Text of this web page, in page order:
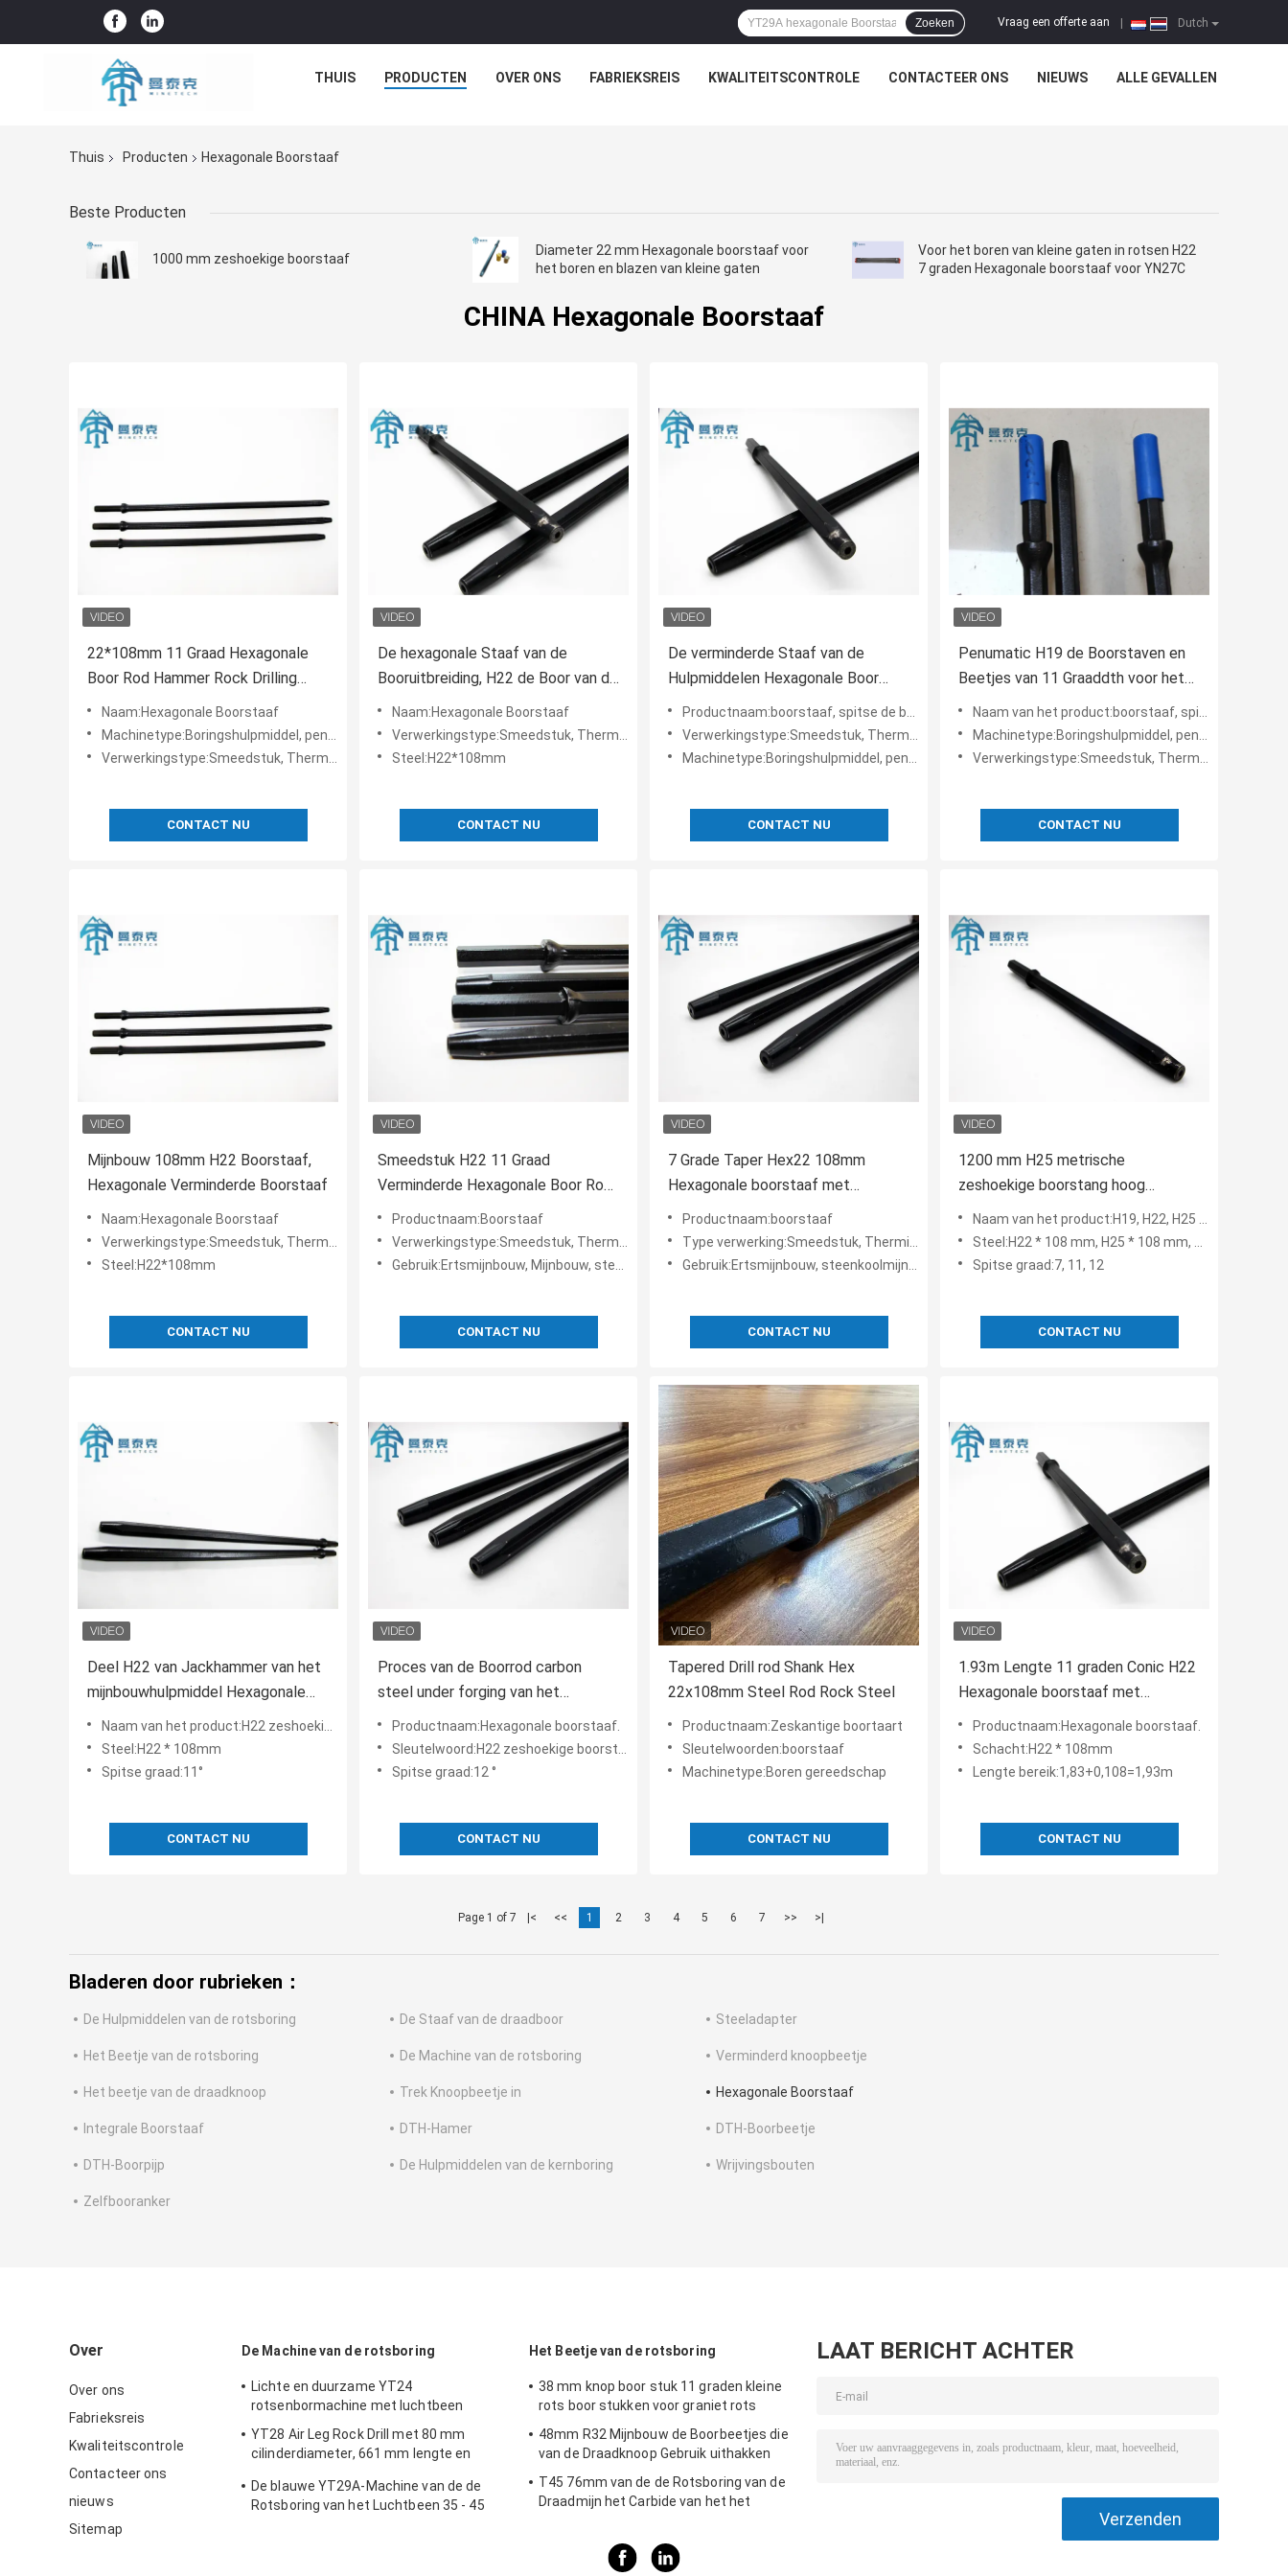
Dutch
Vraag een offerte aan
Zoeken
THUIS PRODUCTEN OVER ONS FABRIEKSREIS KWALITEITSCONTROLE CONTACTEER ONS NIEUWS ALLE GEVALLEN
Thuis Producten Hexagonale Boorstaaf
Beste Producten
1000 mm zeshoekige boorstaaf
Diameter 22 mm Hexagonale boorstaaf voor
het boren en blazen van kleine gaten
Voor het boren van kleine gaten in rotsen H22
7 graden Hexagonale boorstaaf voor YN27C
CHINA Hexagonale Boorstaaf
22*108mm 11 Graad Hexagonale
Boor Rod Hammer Rock Drilling
Tools
Naam:Hexagonale Boorstaaf
Machinetype:Boringshulpmiddel, penumatic rotsboor, de hamer van de benzinehefboom
Verwerkingstype:Smeedstuk, Thermische behandeling
CONTACT NU
De hexagonale Staaf van de
Booruitbreiding, H22 de Boor van de
11 Graadrots Rod Steel MTH
Naam:Hexagonale Boorstaaf
Verwerkingstype:Smeedstuk, Thermische behandeling
Steel:H22*108mm
CONTACT NU
De verminderde Staaf van de
Hulpmiddelen Hexagonale Boor
H25/H22-het Gatenboring van
Rotsbeetjes
Productnaam:boorstaaf, spitse de boorstaven van h19 h22 h25 voor spitse knoopbeetjes
Verwerkingstype:Smeedstuk, Thermische behandeling
Machinetype:Boringshulpmiddel, penumatic rotsboor, de hamer van de benzinehefboom
CONTACT NU
Penumatic H19 de Boorstaven en
Beetjes van 11 Graaddth voor het
Een tunnel graven
Naam van het product:boorstaaf, spitse de boorstaven van h19 h22 h25 voor spitse knoopbeetjes
Machinetype:Boringshulpmiddel, penumatic rotsboor, de hamer van de benzinehefboom
Verwerkingstype:Smeedstuk, Thermische behandeling
CONTACT NU
Mijnbouw 108mm H22 Boorstaaf,
Hexagonale Verminderde Boorstaaf
Naam:Hexagonale Boorstaaf
Verwerkingstype:Smeedstuk, Thermische behandeling
Steel:H22*108mm
CONTACT NU
Smeedstuk H22 11 Graad
Verminderde Hexagonale Boor Rod
And Bits MTH
Productnaam:Boorstaaf
Verwerkingstype:Smeedstuk, Thermische behandeling
Gebruik:Ertsmijnbouw, Mijnbouw, steengroeve, Rotsboring/de Mijnbouw van de Waterput
CONTACT NU
7 Grade Taper Hex22 108mm
Hexagonale boorstaaf met
H22*108mm Schank voor Jack
Hammer Rock Drilling
Productnaam:boorstaaf
Type verwerking:Smeedstuk, Thermische behandeling
Gebruik:Ertsmijnbouw, steenkoolmijnbouw, steengroeve, rotsboring, waterputmijnbouw
CONTACT NU
1200 mm H25 metrische
zeshoekige boorstang hoog
mangaanstaal
Naam van het product:H19, H22, H25 conische boorstangen
Steel:H22 * 108 mm, H25 * 108 mm, H19 * 108 mm
Spitse graad:7, 11, 12
CONTACT NU
Deel H22 van Jackhammer van het
mijnbouwhulpmiddel Hexagonale
Boorstaaf 6400mm Lengte
Naam van het product:H22 zeshoekige boorstang
Steel:H22 * 108mm
Spitse graad:11°
CONTACT NU
Proces van de Boorrod carbon
steel under forging van het
mijnbouwhulpmiddel H22 het
Hexagonale
Productnaam:Hexagonale boorstaaf.
Sleutelwoord:H22 zeshoekige boorstang
Spitse graad:12 °
CONTACT NU
Tapered Drill rod Shank Hex
22x108mm Steel Rod Rock Steel
Productnaam:Zeskantige boortaart
Sleutelwoorden:boorstaaf
Machinetype:Boren gereedschap
CONTACT NU
1.93m Lengte 11 graden Conic H22
Hexagonale boorstaaf met
betrouwbaar materiaal en lange
levensduur
Productnaam:Hexagonale boorstaaf.
Schacht:H22 * 108mm
Lengte bereik:1,83+0,108=1,93m
CONTACT NU
Page 1 of 7 |< << 1 2 3 4 5 6 7 >> >|
Bladeren door rubrieken：
De Hulpmiddelen van de rotsboring De Staaf van de draadboor Steeladapter
Het Beetje van de rotsboring De Machine van de rotsboring Verminderd knoopbeetje
Het beetje van de draadknoop Trek Knoopbeetje in Hexagonale Boorstaaf
Integrale Boorstaaf DTH-Hamer DTH-Boorbeetje
DTH-Boorpijp De Hulpmiddelen van de kernboring Wrijvingsbouten
Zelfbooranker
Over
Over ons
Fabrieksreis
Kwaliteitscontrole
Contacteer ons
nieuws
Sitemap
De Machine van de rotsboring
Lichte en duurzame YT24
rotsenbormachine met luchtbeen
YT28 Air Leg Rock Drill met 80 mm
cilinderdiameter, 661 mm lengte en
weggegraven
De blauwe YT29A-Machine van de de
Rotsboring van het Luchtbeen 35 - 45
Het Beetje van de rotsboring
38 mm knop boor stuk 11 graden kleine
rots boor stukken voor graniet rots
48mm R32 Mijnbouw de Boorbeetjes die
van de Draadknoop Gebruik uithakken
T45 76mm van de de Rotsboring van de
Draadmijn het Carbide van het het
LAAT BERICHT ACHTER